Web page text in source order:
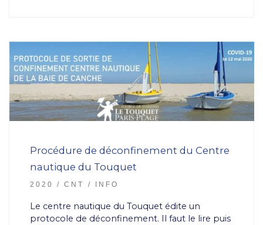
Procédure de déconfinement du Centre
nautique du Touquet
2020 CNT INFO
Le centre nautique du Touquet édite un
protocole de déconfinement. Il faut le lire puis